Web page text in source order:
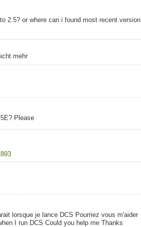
2.5? or where can i found most recent version
mehr
Please
lorsque je lance DCS Pourriez vous m'aider
I run DCS Could you help me Thanks